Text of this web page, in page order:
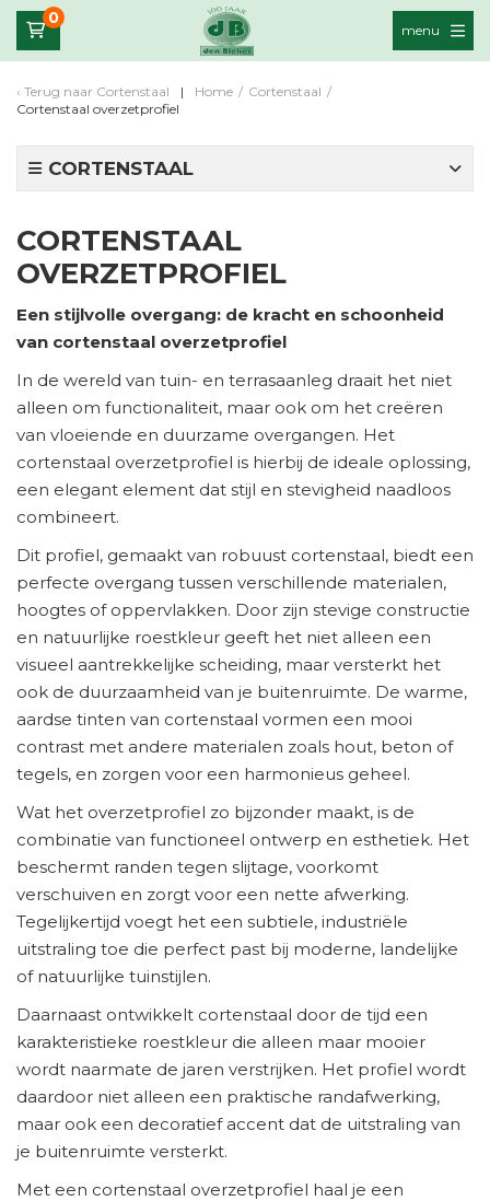
0
menu
Terug naar Cortenstaal Home / Cortenstaal /
Cortenstaal overzetprofiel
CORTENSTAAL
CORTENSTAAL
OVERZETPROFIEL
Een stijlvolle overgang: de kracht en schoonheid
van cortenstaal overzetprofiel
In de wereld van tuin- en terrasaanleg draait het niet
alleen om functionaliteit, maar ook om het creëren
van vloeiende en duurzame overgangen. Het
cortenstaal overzetprofiel is hierbij de ideale oplossing,
een elegant element dat stijl en stevigheid naadloos
combineert.
Dit profiel, gemaakt van robuust cortenstaal, biedt een
perfecte overgang tussen verschillende materialen,
hoogtes of oppervlakken. Door zijn stevige constructie
en natuurlijke roestkleur geeft het niet alleen een
visueel aantrekkelijke scheiding, maar versterkt het
ook de duurzaamheid van je buitenruimte. De warme,
aardse tinten van cortenstaal vormen een mooi
contrast met andere materialen zoals hout, beton of
tegels, en zorgen voor een harmonieus geheel.
Wat het overzetprofiel zo bijzonder maakt, is de
combinatie van functioneel ontwerp en esthetiek. Het
beschermt randen tegen slijtage, voorkomt
verschuiven en zorgt voor een nette afwerking.
Tegelijkertijd voegt het een subtiele, industriële
uitstraling toe die perfect past bij moderne, landelijke
of natuurlijke tuinstijlen.
Daarnaast ontwikkelt cortenstaal door de tijd een
karakteristieke roestkleur die alleen maar mooier
wordt naarmate de jaren verstrijken. Het profiel wordt
daardoor niet alleen een praktische randafwerking,
maar ook een decoratief accent dat de uitstraling van
je buitenruimte versterkt.
Met een cortenstaal overzetprofiel haal je een